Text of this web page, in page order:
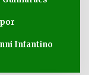
Infantino